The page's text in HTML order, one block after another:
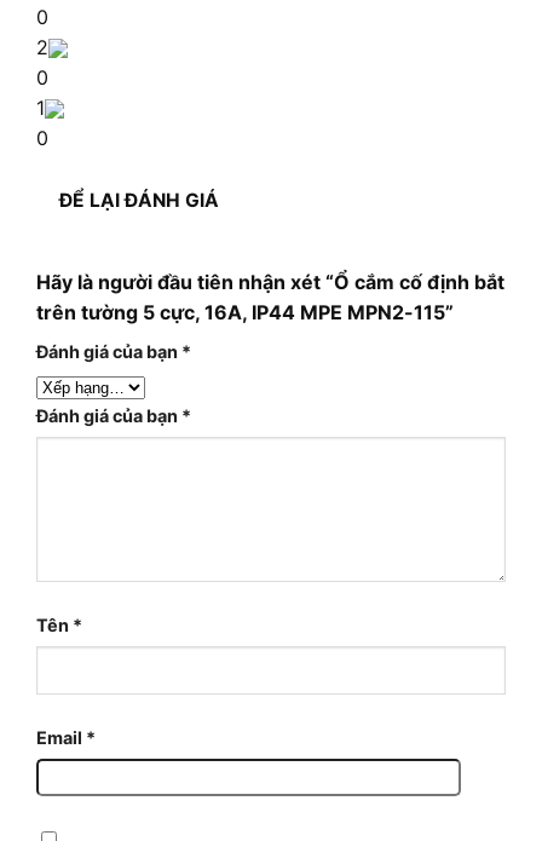
0
2
0
1
0
ĐỂ LẠI ĐÁNH GIÁ
Hãy là người đầu tiên nhận xét “Ổ cắm cố định bắt
trên tường 5 cực, 16A, IP44 MPE MPN2-115”
Đánh giá của bạn *
Đánh giá của bạn *
Tên *
Email *